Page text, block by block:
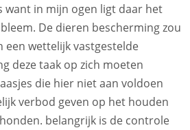
want in mijn ogen ligt daar het
De dieren bescherming zou
een wettelijk vastgestelde
deze taak op zich moeten
die hier niet aan voldoen
verbod geven op het houden
belangrijk is de controle